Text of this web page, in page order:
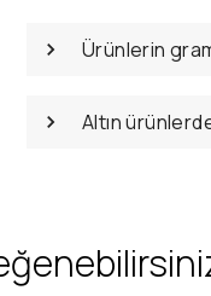
Ürünlerin
Altın